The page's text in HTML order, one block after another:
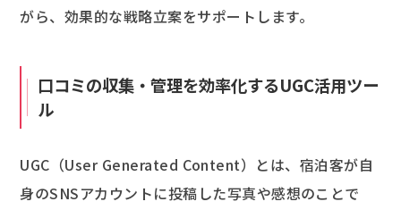
がら、効果的な戦略立案をサポートします。
口コミの収集・管理を効率化するUGC活用ツー
ル
UGC（User Generated Content）とは、宿泊客が自
身のSNSアカウントに投稿した写真や感想のことで